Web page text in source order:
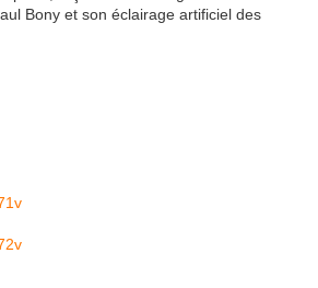
Bony et son éclairage artificiel des